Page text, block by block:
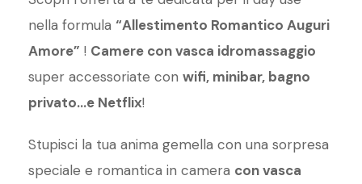
nella formula “Allestimento Romantico Auguri
Amore” ! Camere con vasca idromassaggio
super accessoriate con wifi, minibar, bagno
privato…e Netflix!
Stupisci la tua anima gemella con una sorpresa
speciale e romantica in camera con vasca